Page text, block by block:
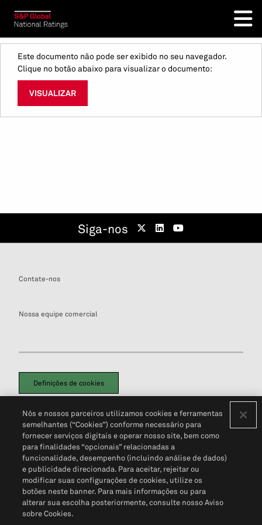
Este documento não pode ser exibido no seu navegador.
Clique no botão abaixo para visualizar o documento:
VISUALIZAR
Siga-nos
Contate-nos
Nossa equipe comercial
Definições de cookies
Política de PrivacidadePortal de privacidade do cliente (em inglês)
Não Venda Minhas Informações Pessoais© 2026 S&P Global
Nós e nossos parceiros utilizamos cookies e ferramentas
semelhantes (“Cookies”) conforme necessário para
fornecer serviços digitais e operar nosso site, bem como
para finalidades “opcionais” relacionadas a
funcionalidade, desempenho (incluindo análise de dados)
e publicidade direcionada. Para aceitar, rejeitar ou
modificar suas configurações de cookies, utilize os
botões neste banner. Para mais informações ou para
alterar sua escolha posteriormente, consulte nosso Aviso
sobre Cookies.